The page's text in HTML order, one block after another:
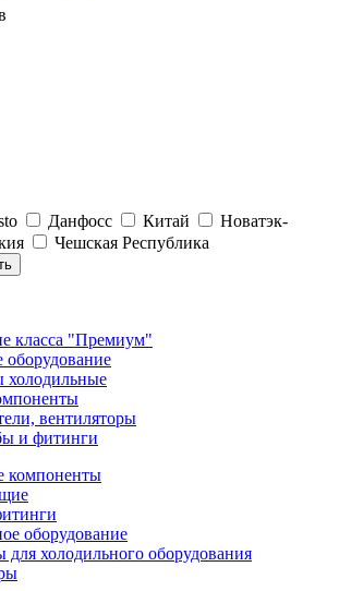
Данфосс Китай
Новатэк-
Чешская Республика
класса "Премиум"
оборудование
холодильные
вентиляторы
и фитинги
компоненты
оборудование
холодильного оборудования